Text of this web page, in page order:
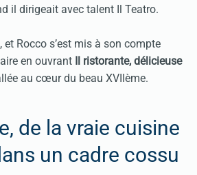
il dirigeait avec talent Il Teatro.
et Rocco s’est mis à son compte
en ouvrant
Il ristorante, délicieuse
au cœur du beau XVIIème.
de la vraie cuisine
un cadre cossu